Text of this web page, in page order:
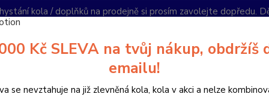
kola / doplňků na prodejně si prosím zavolejte dopředu.
Hledat
PO-
Kč SLEVA na tvůj nákup, obdržíš
emailu!
se nevztahuje na již zlevněná kola, kola v akci a nelze